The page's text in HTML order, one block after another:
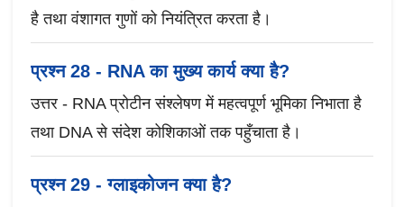
है तथा वंशागत गुणों को नियंत्रित करता है।
प्रश्न 28 - RNA का मुख्य कार्य क्या है?
उत्तर - RNA प्रोटीन संश्लेषण में महत्वपूर्ण भूमिका निभाता है
तथा DNA से संदेश कोशिकाओं तक पहुँचाता है।
प्रश्न 29 - ग्लाइकोजन क्या है?